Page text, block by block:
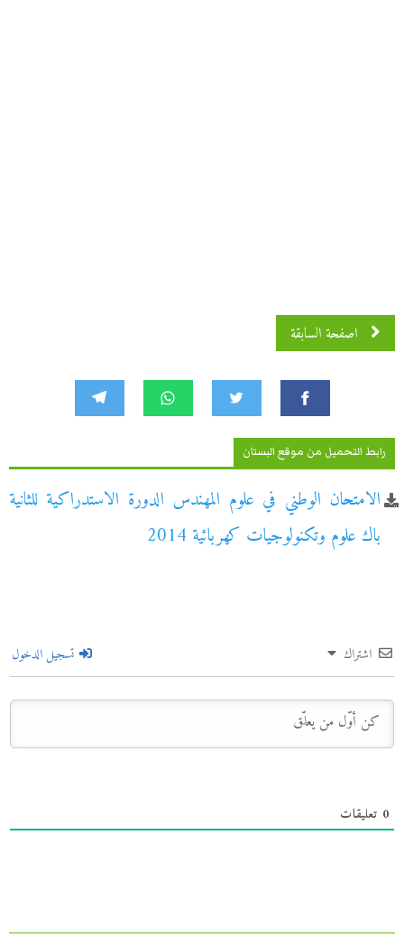
اصفحة السابقة
رابط التحميل من موقع البستان
الامتحان الوطني في علوم المهندس الدورة الاستدراكية للثانية
باك علوم وتكنولوجيات كهربائية 2014
اشتراك تسجيل الدخول
0 تعليقات